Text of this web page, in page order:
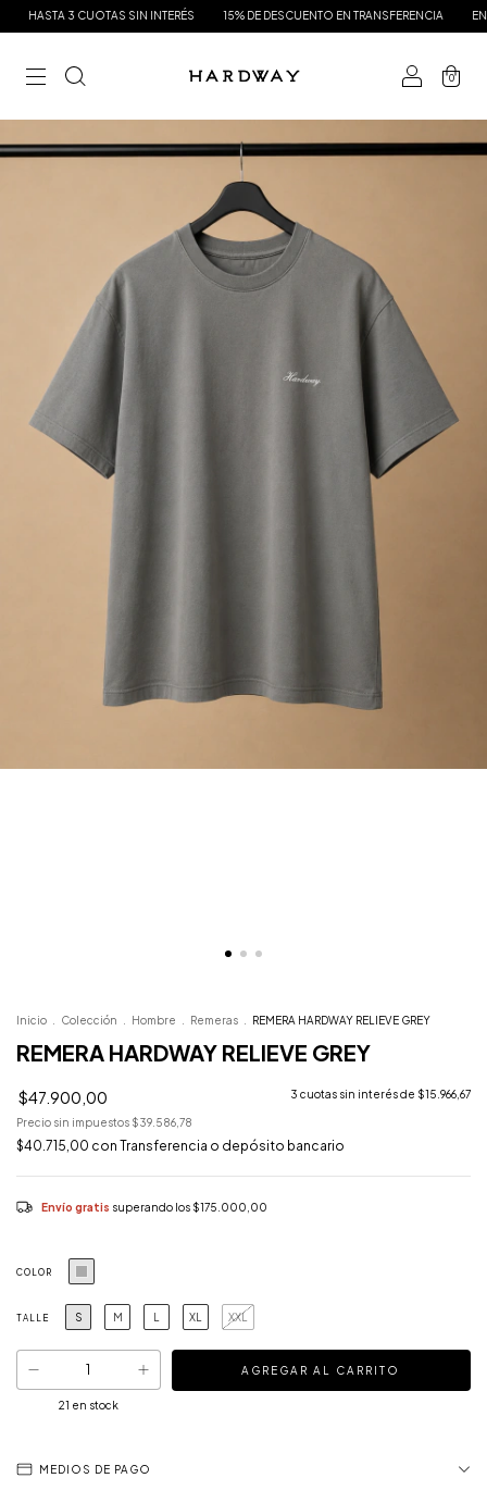
3 CUOTAS SIN INTERÉS 15% DE DESCUENTO EN TRANSFERENCIA ENVÍO
0
Inicio Colección Hombre Remeras REMERA HARDWAY RELIEVE GREY
REMERA HARDWAY RELIEVE GREY
$47.900,00 3 cuotas sin interés de $15.966,67
Precio sin impuestos $39.586,78
$40.715,00 con Transferencia o depósito bancario
Envío gratis superando los $175.000,00
COLOR
TALLE S M L XL XXL
21 en stock
MEDIOS DE PAGO